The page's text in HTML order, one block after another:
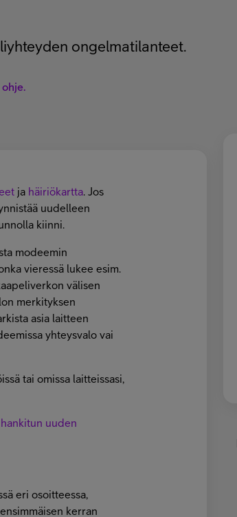
ongelmatilanteet.
ja häiriökartta. Jos
uudelleen
kiinni.
modeemin
vieressä lukee esim.
välisen
merkityksen
asia laitteen
yhteysvalo vai
tai omissa laitteissasi,
uuden
eri osoitteessa,
kerran